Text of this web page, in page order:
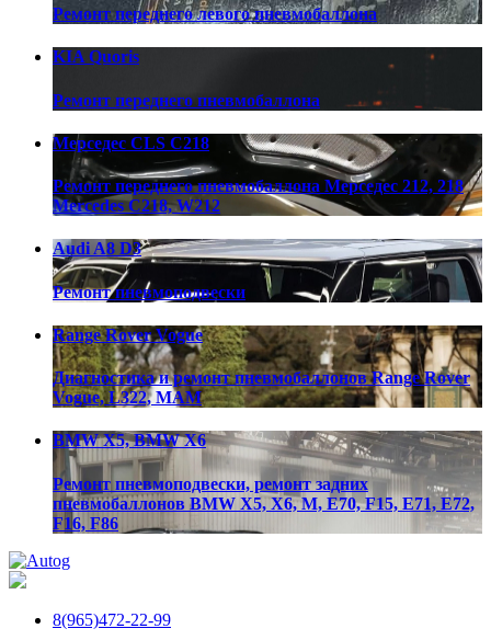
Ремонт переднего левого пневмобаллона
KIA Quoris
Ремонт переднего пневмобаллона
Мерседес CLS C218
Ремонт переднего пневмобаллона Мерседес 212, 218
Mercedes C218, W212
Audi A8 D3
Ремонт пневмоподвески
Range Rover Vogue
Диагностика и ремонт пневмобаллонов Range Rover
Vogue, L322, МАМ
BMW X5, BMW X6
Ремонт пневмоподвески, ремонт задних
пневмобаллонов BMW X5, X6, M, E70, F15, E71, E72,
F16, F86
8(965)472-22-99